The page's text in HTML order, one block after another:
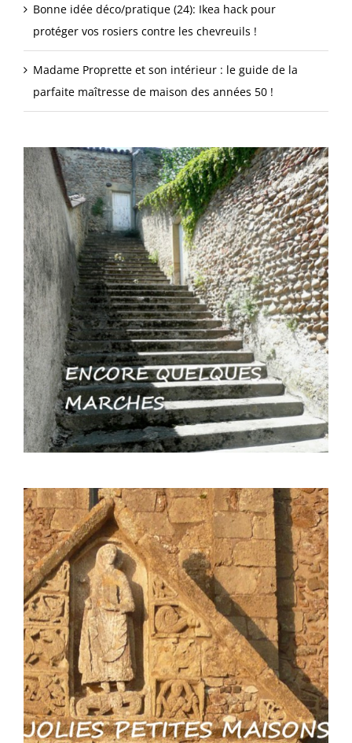
Bonne idée déco/pratique (24): Ikea hack pour
protéger vos rosiers contre les chevreuils !
Madame Proprette et son intérieur : le guide de la
parfaite maîtresse de maison des années 50 !